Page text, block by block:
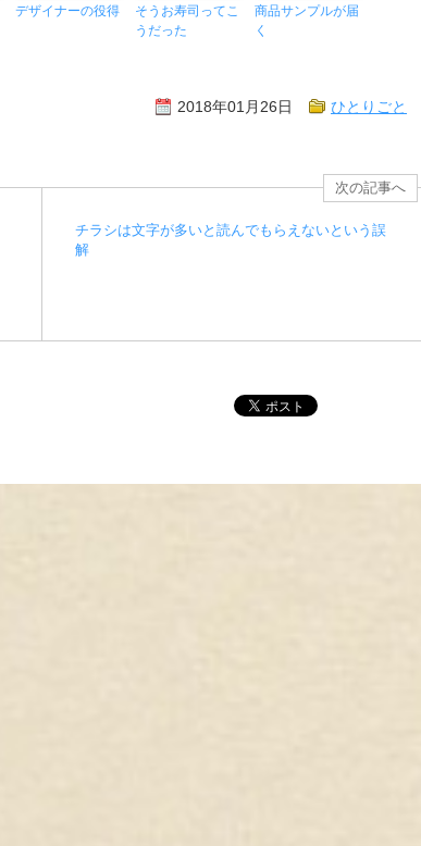
デザイナーの役得
そうお寿司ってこ
うだった
商品サンプルが届
く
2018年01月26日 ひとりごと
次の記事へ
チラシは文字が多いと読んでもらえないという誤
解